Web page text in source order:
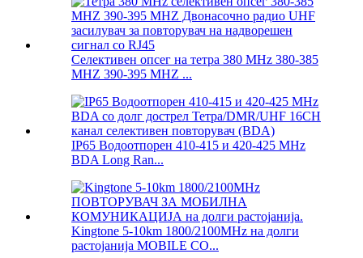
Селективен опсег на тетра 380 MHz 380-385
MHZ 390-395 MHZ ...
IP65 Водоотпорен 410-415 и 420-425 MHz
BDA Long Ran...
Kingtone 5-10km 1800/2100MHz на долги
растојанија MOBILE CO...